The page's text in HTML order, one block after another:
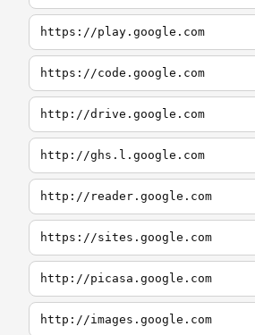
https://play.google.com
https://code.google.com
http://drive.google.com
http://ghs.l.google.com
http://reader.google.com
https://sites.google.com
http://picasa.google.com
http://images.google.com